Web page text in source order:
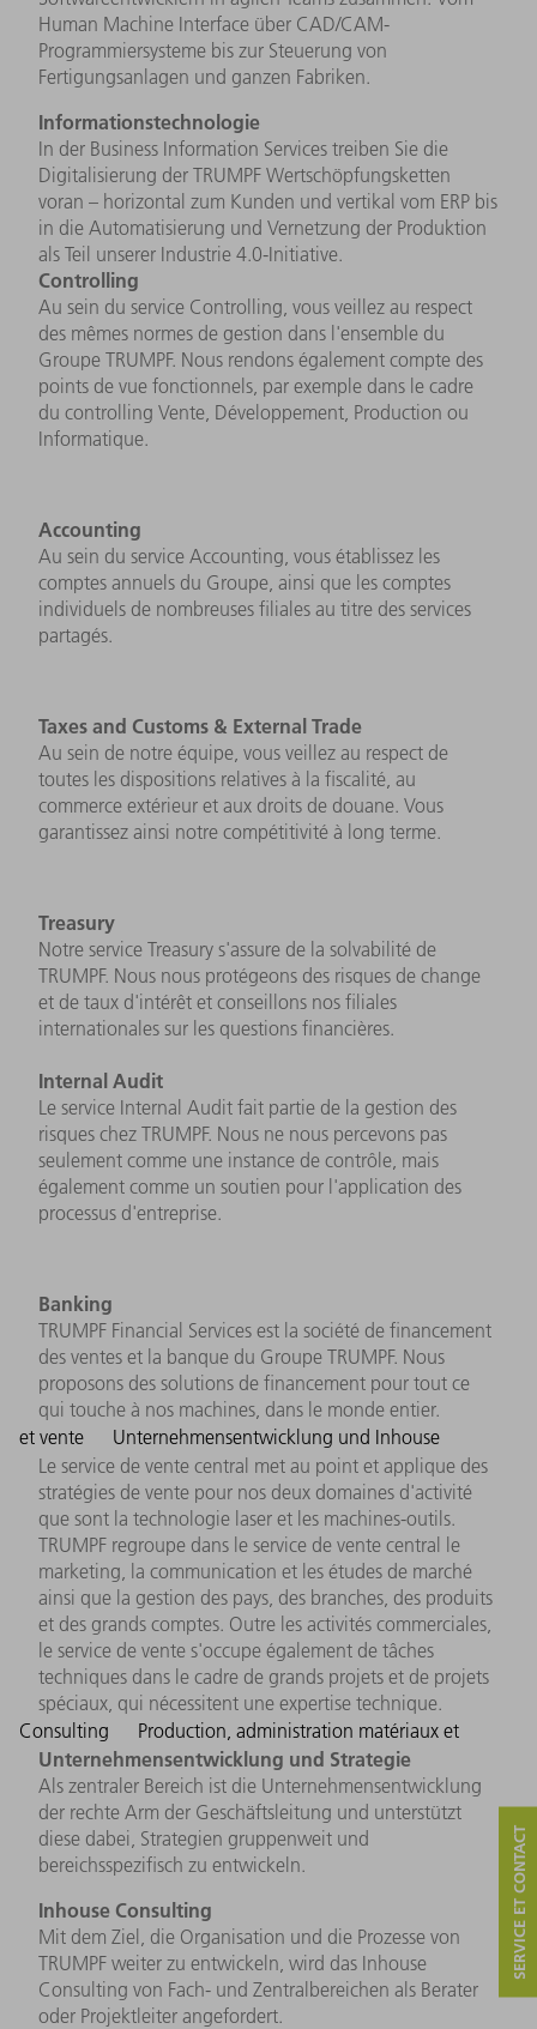
Human Machine Interface über CAD/CAM-
Programmiersysteme bis zur Steuerung von
Fertigungsanlagen und ganzen Fabriken.
Informationstechnologie
In der Business Information Services treiben Sie die
Digitalisierung der TRUMPF Wertschöpfungsketten
voran – horizontal zum Kunden und vertikal vom ERP bis
in die Automatisierung und Vernetzung der Produktion
als Teil unserer Industrie 4.0-Initiative.
Controlling
Au sein du service Controlling, vous veillez au respect
des mêmes normes de gestion dans l'ensemble du
Groupe TRUMPF. Nous rendons également compte des
points de vue fonctionnels, par exemple dans le cadre
du controlling Vente, Développement, Production ou
Informatique.
Accounting
Au sein du service Accounting, vous établissez les
comptes annuels du Groupe, ainsi que les comptes
individuels de nombreuses filiales au titre des services
partagés.
Taxes and Customs & External Trade
Au sein de notre équipe, vous veillez au respect de
toutes les dispositions relatives à la fiscalité, au
commerce extérieur et aux droits de douane. Vous
garantissez ainsi notre compétitivité à long terme.
Treasury
Notre service Treasury s'assure de la solvabilité de
TRUMPF. Nous nous protégeons des risques de change
et de taux d'intérêt et conseillons nos filiales
internationales sur les questions financières.
Internal Audit
Le service Internal Audit fait partie de la gestion des
risques chez TRUMPF. Nous ne nous percevons pas
seulement comme une instance de contrôle, mais
également comme un soutien pour l'application des
processus d'entreprise.
Banking
TRUMPF Financial Services est la société de financement
des ventes et la banque du Groupe TRUMPF. Nous
proposons des solutions de financement pour tout ce
qui touche à nos machines, dans le monde entier.
et vente
Le service de vente central met au point et applique des
stratégies de vente pour nos deux domaines d'activité
que sont la technologie laser et les machines-outils.
TRUMPF regroupe dans le service de vente central le
marketing, la communication et les études de marché
ainsi que la gestion des pays, des branches, des produits
et des grands comptes. Outre les activités commerciales,
le service de vente s'occupe également de tâches
techniques dans le cadre de grands projets et de projets
spéciaux, qui nécessitent une expertise technique.
Unternehmensentwicklung und Inhouse
Consulting
Unternehmensentwicklung und Strategie
Als zentraler Bereich ist die Unternehmensentwicklung
der rechte Arm der Geschäftsleitung und unterstützt
diese dabei, Strategien gruppenweit und
bereichsspezifisch zu entwickeln.
Inhouse Consulting
Mit dem Ziel, die Organisation und die Prozesse von
TRUMPF weiter zu entwickeln, wird das Inhouse
Consulting von Fach- und Zentralbereichen als Berater
oder Projektleiter angefordert.
Production, administration matériaux et
SERVICE ET CONTACT